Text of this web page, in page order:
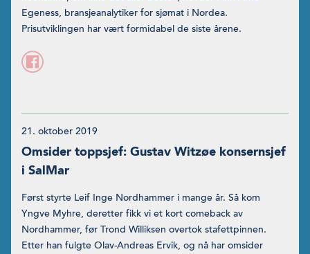
Egeness, bransjeanalytiker for sjømat i Nordea.
Prisutviklingen har vært formidabel de siste årene.
21. oktober 2019
Omsider toppsjef: Gustav Witzøe konsernsjef
i SalMar
Først styrte Leif Inge Nordhammer i mange år. Så kom
Yngve Myhre, deretter fikk vi et kort comeback av
Nordhammer, før Trond Wil­liksen overtok stafettpinnen.
Etter han fulgte Olav-Andreas Ervik, og nå har omsider